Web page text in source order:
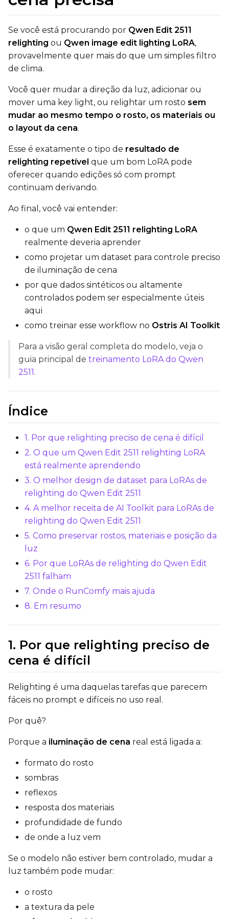
qfloat8 (default)
Compile Options
ToggleCompile Model
Compile Model
TARGET
BF16
Save Every
Batch Size
Steps
Optimizer
AdamW8Bit
Learning Rate
Balanced
Mean Squared Error
Text Encoder Optimizations
Se você está procurando por Qwen Edit 2511
relighting ou Qwen image edit lighting LoRA,
provavelmente quer mais do que um simples filtro
de clima.
Você quer mudar a direção da luz, adicionar ou
mover uma key light, ou relightar um rosto sem
mudar ao mesmo tempo o rosto, os materiais ou
o layout da cena.
Esse é exatamente o tipo de resultado de
relighting repetível que um bom LoRA pode
oferecer quando edições só com prompt
continuam derivando.
Ao final, você vai entender:
o que um Qwen Edit 2511 relighting LoRA
realmente deveria aprender
como projetar um dataset para controle preciso
de iluminação de cena
por que dados sintéticos ou altamente
controlados podem ser especialmente úteis
aqui
como treinar esse workflow no Ostris AI Toolkit
Para a visão geral completa do modelo, veja o
guia principal de treinamento LoRA do Qwen
2511.
Índice
1. Por que relighting preciso de cena é difícil
2. O que um Qwen Edit 2511 relighting LoRA
está realmente aprendendo
3. O melhor design de dataset para LoRAs de
relighting do Qwen Edit 2511
4. A melhor receita de AI Toolkit para LoRAs de
relighting do Qwen Edit 2511
5. Como preservar rostos, materiais e posição da
luz
6. Por que LoRAs de relighting do Qwen Edit
2511 falham
7. Onde o RunComfy mais ajuda
8. Em resumo
1. Por que relighting preciso de
cena é difícil
Relighting é uma daquelas tarefas que parecem
fáceis no prompt e difíceis no uso real.
Por quê?
Porque a iluminação de cena real está ligada a:
formato do rosto
sombras
reflexos
resposta dos materiais
profundidade de fundo
de onde a luz vem
Se o modelo não estiver bem controlado, mudar a
luz também pode mudar:
o rosto
a textura da pele